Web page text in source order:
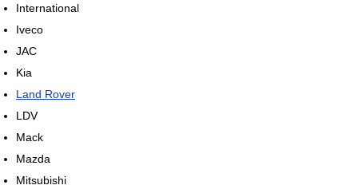
International
Iveco
JAC
Kia
Land Rover
LDV
Mack
Mazda
Mitsubishi